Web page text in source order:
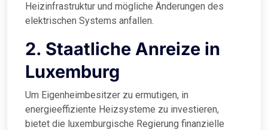
Heizinfrastruktur und mögliche Änderungen des
elektrischen Systems anfallen.
2. Staatliche Anreize in
Luxemburg
Um Eigenheimbesitzer zu ermutigen, in
energieeffiziente Heizsysteme zu investieren,
bietet die luxemburgische Regierung finanzielle